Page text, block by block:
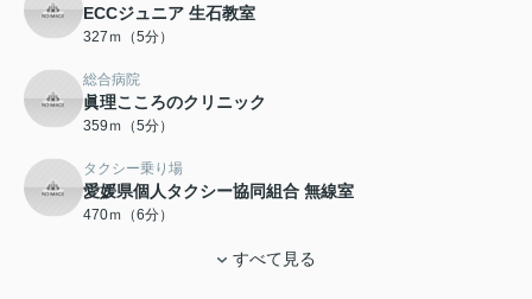
ECCジュニア 生石教室
327ｍ（5分）
総合病院
眞理こころのクリニック
359ｍ（5分）
タクシー乗り場
愛媛県個人タクシー協同組合 無線室
470ｍ（6分）
すべて見る